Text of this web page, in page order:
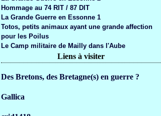
Hommage au 74 RIT / 87 DIT
La Grande Guerre en Essonne 1
Totos, petits animaux ayant une grande affection
pour les Poilus
Le Camp militaire de Mailly dans l'Aube
Liens à visiter
Des Bretons, des Bretagne(s) en guerre ?
Gallica